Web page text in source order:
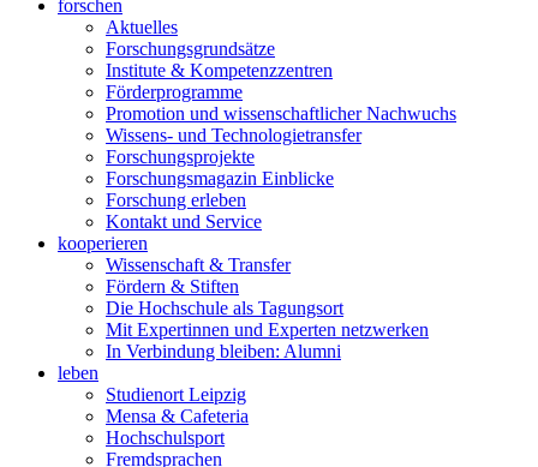
forschen
Aktuelles
Forschungsgrundsätze
Institute & Kompetenzzentren
Förderprogramme
Promotion und wissenschaftlicher Nachwuchs
Wissens- und Technologietransfer
Forschungsprojekte
Forschungsmagazin Einblicke
Forschung erleben
Kontakt und Service
kooperieren
Wissenschaft & Transfer
Fördern & Stiften
Die Hochschule als Tagungsort
Mit Expertinnen und Experten netzwerken
In Verbindung bleiben: Alumni
leben
Studienort Leipzig
Mensa & Cafeteria
Hochschulsport
Fremdsprachen